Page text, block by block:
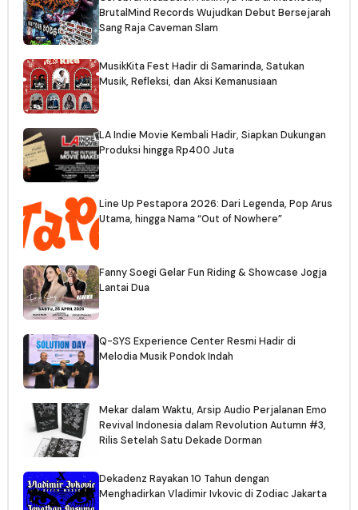
BrutalMind Records Wujudkan Debut Bersejarah
Sang Raja Caveman Slam
MusikKita Fest Hadir di Samarinda, Satukan
Musik, Refleksi, dan Aksi Kemanusiaan
LA Indie Movie Kembali Hadir, Siapkan Dukungan
Produksi hingga Rp400 Juta
Line Up Pestapora 2026: Dari Legenda, Pop Arus
Utama, hingga Nama “Out of Nowhere”
Fanny Soegi Gelar Fun Riding & Showcase Jogja
Lantai Dua
Q-SYS Experience Center Resmi Hadir di
Melodia Musik Pondok Indah
Mekar dalam Waktu, Arsip Audio Perjalanan Emo
Revival Indonesia dalam Revolution Autumn #3,
Rilis Setelah Satu Dekade Dorman
Dekadenz Rayakan 10 Tahun dengan
Menghadirkan Vladimir Ivkovic di Zodiac Jakarta